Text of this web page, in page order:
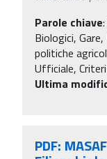
Parole chiave:
Biologici,
politiche
Ufficiale,
Ultima
PDF: